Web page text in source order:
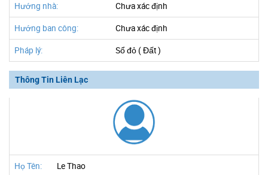
Hướng nhà: Chưa xác định
Hướng ban công: Chưa xác định
Pháp lý: Sổ đỏ ( Đất )
Thông Tin Liên Lạc
Họ Tên: Le Thao